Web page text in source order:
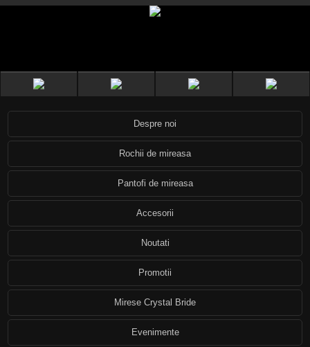
Despre noi
Rochii de mireasa
Pantofi de mireasa
Accesorii
Noutati
Promotii
Mirese Crystal Bride
Evenimente